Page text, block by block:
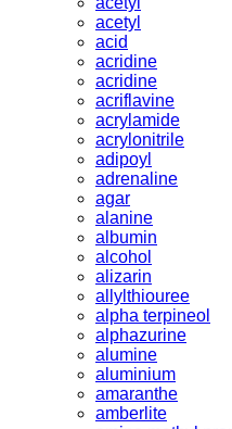
acetyl
acid
acridine
acridine
acriflavine
acrylamide
acrylonitrile
adipoyl
adrenaline
agar
alanine
albumin
alcohol
alizarin
allylthiouree
alpha terpineol
alphazurine
alumine
aluminium
amaranthe
amberlite